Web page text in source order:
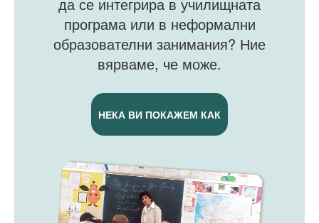
програма или в неформални
образователни занимания? Ние
вярваме, че може.
НЕКА ВИ ПОКАЖЕМ КАК